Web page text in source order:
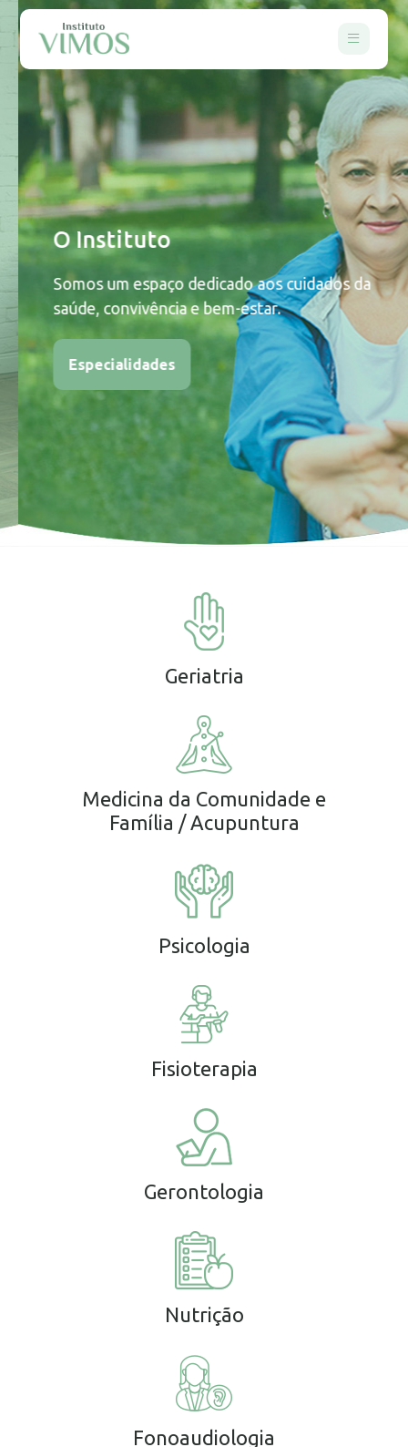
O Instituto
Somos um espaço dedicado aos cuidados da
saúde, convivência e bem-estar.
Especialidades
Geriatria
Medicina da Comunidade e
Família / Acupuntura
Psicologia
Fisioterapia
Gerontologia
Nutrição
Fonoaudiologia